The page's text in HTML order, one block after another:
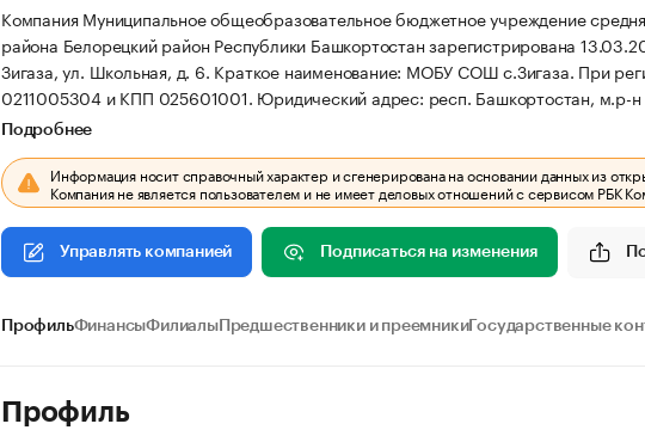
Компания Муниципальное общеобразовательное бюджетное учреждение
района Белорецкий район Республики Башкортостан зарегистрирована
Зигаза, ул. Школьная, д. 6. Краткое наименование: МОБУ СОШ с.Зигаза. При
0211005304 и КПП 025601001. Юридический адрес: респ. Башкортостан, м.р-
Подробнее
Информация носит справочный характер и сгенерирована на основании данных из
Компания не является пользователем и не имеет деловых отношений с сервисом РБК
Управлять компанией Подписаться на изменения
ПрофильФинансыФилиалыПредшественники и преемникиГосударственные
Профиль